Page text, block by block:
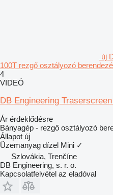
új
100T rezgő osztályozó
4
VIDEÓ
DB Engineering
Ár érdeklődésre
Bányagép - rezgő osztályozó
Állapot új
Üzemanyag dízel Mini ✓
Szlovákia, Trenčíne
DB Engineering, s. r. o.
Kapcsolatfelvétel az eladóval